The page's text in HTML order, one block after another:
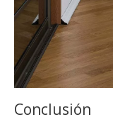
Conclusión